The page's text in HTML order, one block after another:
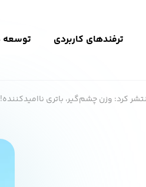
ترفندهای کاربردی توسعه